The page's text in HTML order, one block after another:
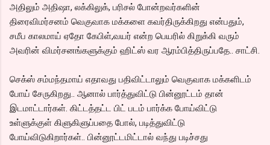
அதிலும் அதிஷா, லக்கிலுக், பரிசல் போன்றவர்களின்
திரைவிமர்சனம் வெகுவாக மக்களை கவர்திருக்கிறது என்பதும்,
சமீப காலமாய் ஏதோ கேபிள்,வயர் என்ற பெயரில் கிறுக்கி வரும்
அவரின் விமர்சனங்களுக்கும் ஹிட்ஸ் வர ஆரம்பித்திருப்பதே.. சாட்சி.
செக்ஸ் சம்மந்தமாய் எதாவது பதிவிட்டாலும் வெகுவாக மக்களிடம்
போய் சேருகிறது.. ஆனால் பார்த்துவிட்டு பின்னூட்டம் தான்
இடமாட்டார்கள். கிட்டத்தட்ட பிட் படம் பார்க்க போய்விட்டு
உள்ளுக்குள் கிளுகிளுப்பதை போல், படித்துவிட்டு
போய்விடுகிறார்கள்.. பின்னூட்டமிட்டால் வந்து படிச்சது